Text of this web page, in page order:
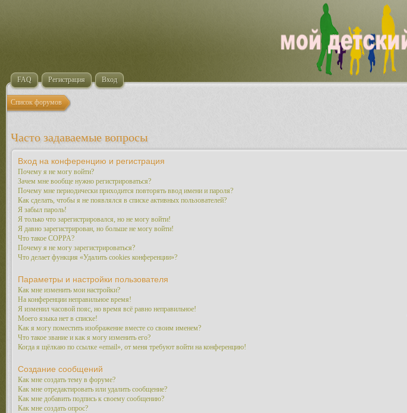
FAQ Регистрация Вход
Список форумов
Часто задаваемые вопросы
Вход на конференцию и регистрация
Почему я не могу войти?
Зачем мне вообще нужно регистрироваться?
Почему мне периодически приходится повторять ввод имени и пароля?
Как сделать, чтобы я не появлялся в списке активных пользователей?
Я забыл пароль!
Я только что зарегистрировался, но не могу войти!
Я давно зарегистрирован, но больше не могу войти!
Что такое COPPA?
Почему я не могу зарегистрироваться?
Что делает функция «Удалить cookies конференции»?
Параметры и настройки пользователя
Как мне изменить мои настройки?
На конференции неправильное время!
Я изменил часовой пояс, но время всё равно неправильное!
Моего языка нет в списке!
Как я могу поместить изображение вместе со своим именем?
Что такое звание и как я могу изменить его?
Когда я щёлкаю по ссылке «email», от меня требуют войти на конференцию!
Создание сообщений
Как мне создать тему в форуме?
Как мне отредактировать или удалить сообщение?
Как мне добавить подпись к своему сообщению?
Как мне создать опрос?